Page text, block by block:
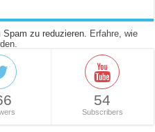
zu reduzieren. Erfahre, wie
54
Subscribers